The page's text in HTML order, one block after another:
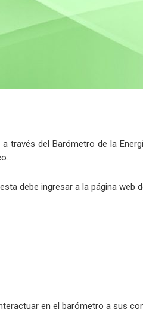
través del Barómetro de la
debe ingresar a la página web
en el barómetro a sus